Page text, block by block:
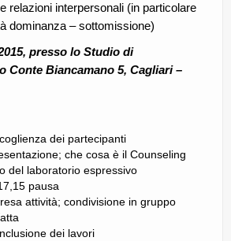
relazioni interpersonali (in particolare
dominanza –sottomissione)
presso lo Studio di
Conte Biancamano 5, Cagliari –
dei partecipanti
che cosa è il Counseling
del laboratorio espressivo
pausa
attività; condivisione in gruppo
dei lavori